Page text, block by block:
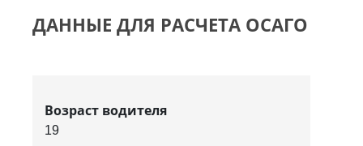
ДАННЫЕ ДЛЯ РАСЧЕТА ОСАГО
Возраст водителя
19